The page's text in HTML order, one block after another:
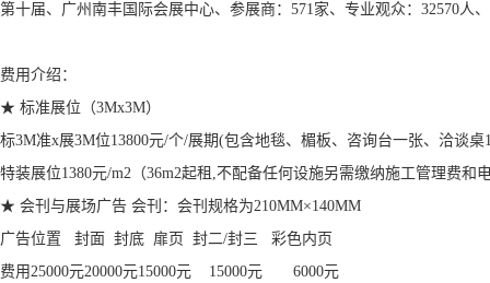
第十届、广州南丰国际会展中心、参展商：571家、专业观众：32570人
费用介绍：
★ 标准展位（3Mx3M）
标3M准x展3M位13800元/个/展期(包含地毯、楣板、咨询台一张、洽谈
特装展位1380元/m2（36m2起租,不配备任何设施另需缴纳施工管理费和
★ 会刊与展场广告 会刊：会刊规格为210MM×140MM
广告位置 封面 封底 扉页
封二/封三 彩色内页
费用25000元20000元15000元 15000元 6000元